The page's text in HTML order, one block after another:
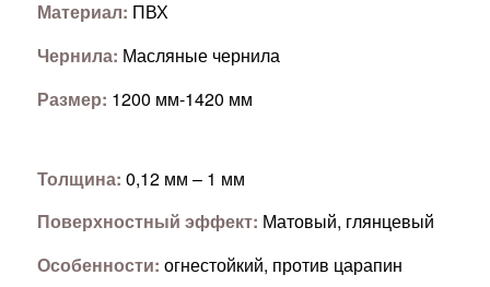
Материал: ПВХ
Чернила: Масляные чернила
Размер: 1200 мм-1420 мм
Толщина: 0,12 мм – 1 мм
Поверхностный эффект: Матовый, глянцевый
Особенности: огнестойкий, против царапин